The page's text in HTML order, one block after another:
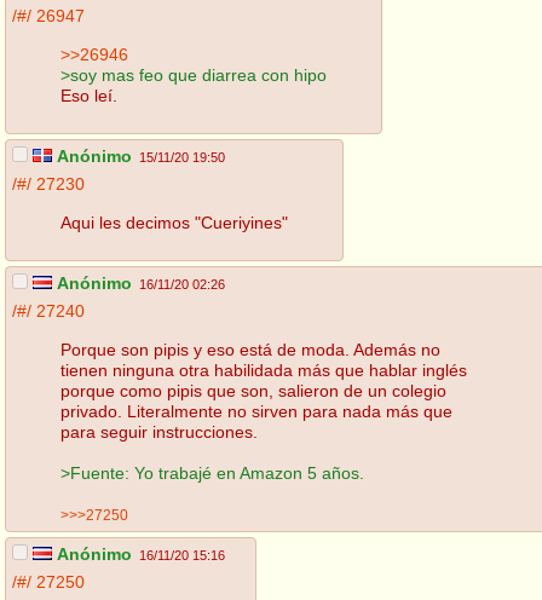
/#/ 26947
>>26946
>soy mas feo que diarrea con hipo
Eso leí.
Anónimo 15/11/20 19:50
/#/ 27230
Aqui les decimos "Cueriyines"
Anónimo 16/11/20 02:26
/#/ 27240
Porque son pipis y eso está de moda. Además no
tienen ninguna otra habilidada más que hablar inglés
porque como pipis que son, salieron de un colegio
privado. Literalmente no sirven para nada más que
para seguir instrucciones.
>Fuente: Yo trabajé en Amazon 5 años.
>>>27250
Anónimo 16/11/20 15:16
/#/ 27250